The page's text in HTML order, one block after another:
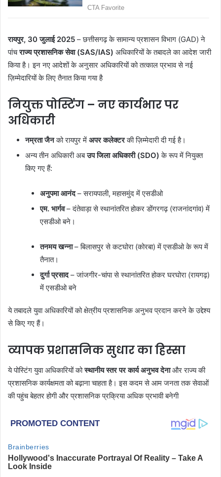
रायपुर, 30 जुलाई 2025 – छत्तीसगढ़ के सामान्य प्रशासन विभाग (GAD) ने
पांचराज्य प्रशासनिक सेवा (SAS/IAS) अधिकारियों के तबादले का आदेश जारी
किया है। इन नए आदेशों के अनुसार अधिकारियों को तत्काल प्रभाव से नई
ज़िम्मेदारियों के लिए तैनात किया गया है
नियुक्त पोस्टिंग – नए कार्यभार पर
अधिकारी
नम्रता जैनको रायपुर में अपर कलेक्टरकी ज़िम्मेदारी दी गई है।
अन्य तीन अधिकारी अबउप जिला अधिकारी (SDO) के रूप में नियुक्त
किए गए हैं:
अनुपमा आनंद– सरायपाली, महासमुंद में एसडीओ
एम. भार्गव– दंतेवाड़ा से स्थानांतरित होकर डोंगरगढ़ (राजनांदगांव) में
एसडीओ बने।
तनमय खन्ना– बिलासपुर से कटघोरा (कोरबा) में एसडीओ के रूप में
तैनात।
दुर्गा प्रसाद– जांजगीर-चांपा से स्थानांतरित होकर घरघोरा (रायगढ़)
में एसडीओ बने
ये तबादले युवा अधिकारियों को क्षेत्रीय प्रशासनिक अनुभव प्रदान करने के उद्देश्य
से किए गए हैं।
व्यापक प्रशासनिक सुधार का हिस्सा
ये पोस्टिंग युवा अधिकारियों कोस्थानीय स्तर पर कार्य अनुभव देनाऔर राज्य की
प्रशासनिक कार्यक्षमता को बढ़ाना चाहता है। इस कदम से आम जनता तक सेवाओं
की पहुंच बेहतर होगी और प्रशासनिक प्रक्रिया अधिक प्रभावी बनेगी